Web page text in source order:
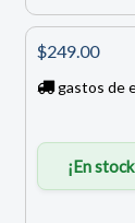
$249.00
gastos de
¡En